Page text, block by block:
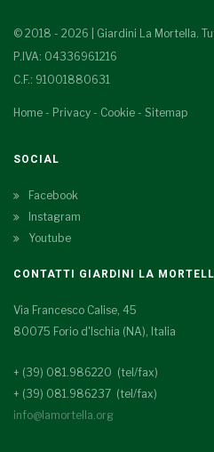
© 2018 - 2026 | Giardini La Mortella.
P.IVA: 04336961216
C.F.: 91001880631
Home - Privacy - Cookie - Sitemap
SOCIAL
Facebook
Instagram
Youtube
CONTATTI GIARDINI LA
Via Francesco Calise, 45
80075 Forio d'Ischia (NA), Italia
+ (39) 081.986220 (tel/fax)
+ (39) 081.986237 (tel/fax)
info@lamortella.org